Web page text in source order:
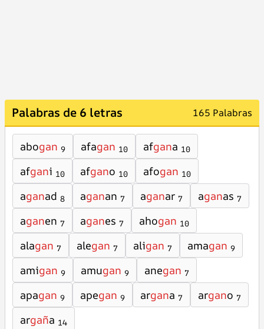
Palabras de 6 letras 165 Palabras
abogan 9 afagan 10 afgana 10
afgani 10 afgano 10 afogan 10
aganad 8 aganan 7 aganar 7 aganas 7
aganen 7 aganes 7 ahogan 10
alagan 7 alegan 7 aligan 7 amagan 9
amigan 9 amugan 9 anegan 7
apagan 9 apegan 9 argana 7 argano 7
argaña 14